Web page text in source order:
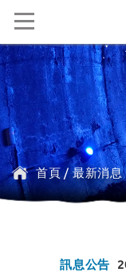
首頁/最新消息
訊息公告